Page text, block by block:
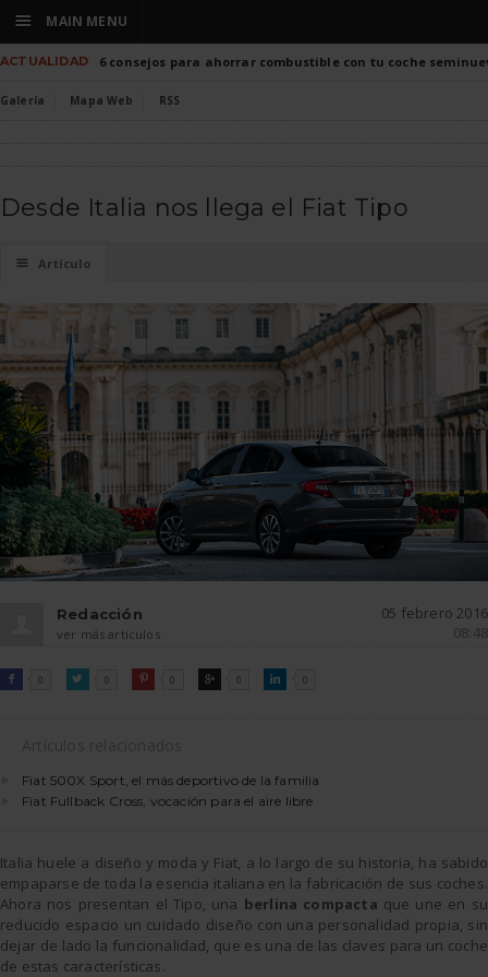
ACTUALIDAD 6 consejos para ahorrar combustible con tu coche
Galería Mapa Web RSS
Desde Italia nos llega el Fiat Tipo
☰ Artículo
Redacción
ver más artículos
05 febrero 2016
08:48

FACEBOOK
0 
TWITTER0 
PINTEREST
0 
GOOGLE0 
LINKEDIN
0
Fiat 500X Sport, el más deportivo de la familia
Fiat Fullback Cross, vocación para el aire libre
Italia huele a diseño y moda y Fiat, a lo largo de su historia, ha sabido
empaparse de toda la esencia italiana en la fabricación de sus coches.
Ahora nos presentan el Tipo, una berlina compacta que une en su
reducido espacio un cuidado diseño con una personalidad propia, sin
dejar de lado la funcionalidad, que es una de las claves para un coche
de estas características.
☰ MAIN MENU